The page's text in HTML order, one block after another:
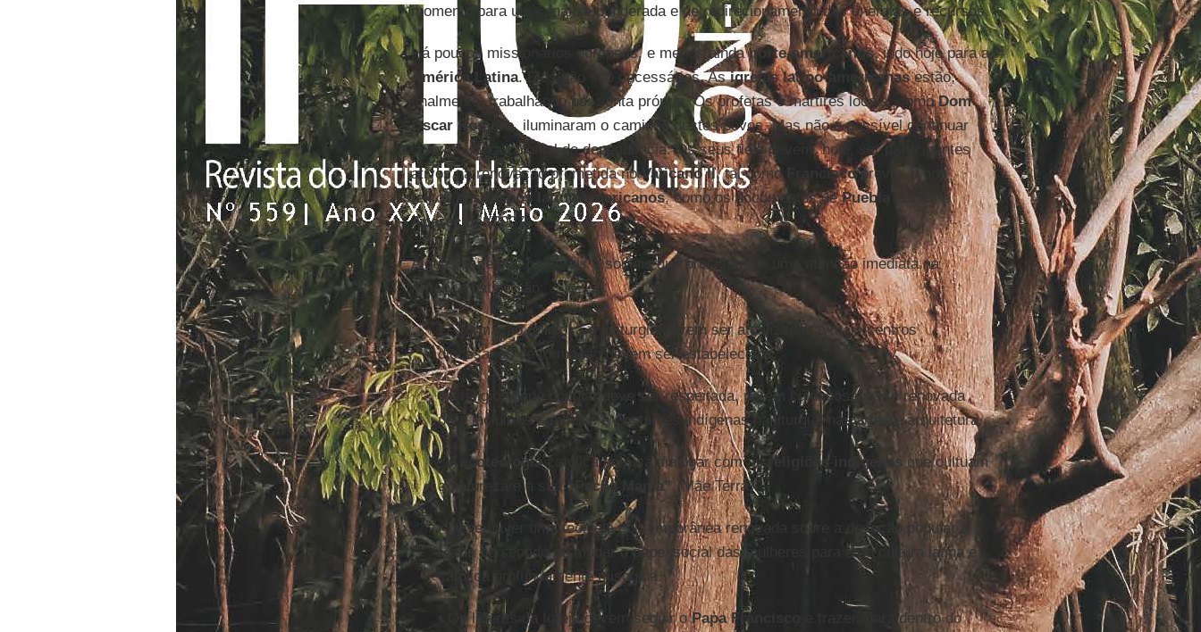
momento para uma análise ponderada e de redirecionamento das energias e recursos.
Há poucos missionários europeus, e menos aindanorte-americanos, indo hoje para a
América Latina. Eles não são necessários. Asigrejas latino-americanasestão,
finalmente, trabalhando por conta própria. Os profetas e mártires locais, comoDom
Oscar Romero, iluminaram o caminho destes povos. Mas não é possível continuar
com a cultura colonial de dependência. Os seus fiéis devem, hoje, ser participantes
ativos na renovação prometida noVaticano II, tal como Franciscopreviu, e nos
textos dosbispos latino-americanos, como os documentos dePuebla
(1979) e
Aparecida(2007).
Alguns aspectos pastorais e sociais que precisam de uma atenção imediata na
América Latina são:
• A formação religiosa e a liturgia devem ser atualizadas e mais centros
diocesanos de formação devem ser estabelecidos.
• A religiosidade popular deve ser respeitada, porém cuidadosamente renovada
para incluir os símbolos e costumes indígenas na liturgia, nas artes e arquitetura.
• A ecoteologiacatólica precisa dialogar com as religiões indígenas que cultuam
a natureza e a sua“Pacha Mama” (Mãe Terra).
• Deve haver uma teologia contemporânea renovada sobre a devoção popular a
Maria no sentido de mudar o papel social das mulheres para uma cultura latina e
católica profundamente misógina.
• Os líderes da Igreja devem seguir oPapa Francisco
e trazer, para dentro do